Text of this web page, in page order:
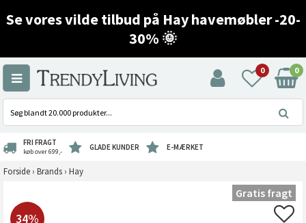
Se vores vilde tilbud på Hay havemøbler -20-
30% 🌞
0 0
FRI FRAGT
køb over 699,- GLADE KUNDER E-MÆRKET
Forside › Brands › Hay
34%
Gratis fragt